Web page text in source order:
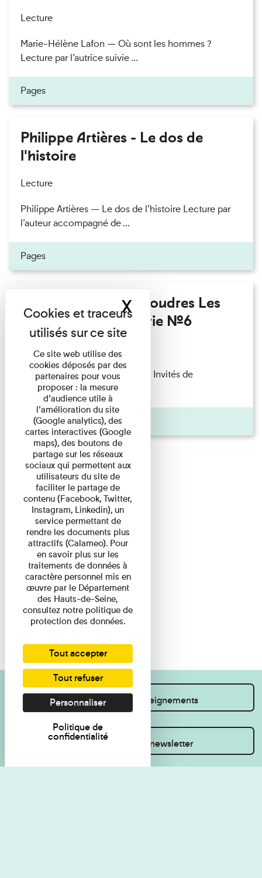
Lecture
Marie-Hélène Lafon — Où sont les hommes ?
Lecture par l’autrice suivie ...
Pages
Philippe Artières - Le dos de
l'histoire
Lecture
Philippe Artières — Le dos de l’histoire Lecture par
l’auteur accompagné de ...
Pages
Fanny Taillandier - Foudres Les
Invités de l’Imprimerie n°6
Lecture
Fanny Taillandier – Foudres Les Invités de
l’Imprimerie n°6 Lecture ...
Pages
Je souhaite des renseignements
Inscrivez-vous à la newsletter
Ce site web utilise des
cookies déposés par des
partenaires pour vous
proposer : la mesure
d’audience utile à
l’amélioration du site
(Google analytics), des
cartes interactives (Google
maps), des boutons de
partage sur les réseaux
sociaux qui permettent aux
utilisateurs du site de
faciliter le partage de
contenu (Facebook, Twitter,
Instagram, Linkedin), un
service permettant de
rendre les documents plus
attractifs (Calameo). Pour
en savoir plus sur les
traitements de données à
caractère personnel mis en
œuvre par le Département
des Hauts-de-Seine,
consultez notre politique de
protection des données.
Tout accepter
Tout refuser
Personnaliser
Politique de
confidentialité
XMasquer le